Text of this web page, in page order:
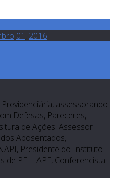
01 , 2016
assessorando
Defesas, Pareceres,
de Ações. Assessor
Aposentados,
Presidente do Instituto
de PE - IAPE, Conferencista